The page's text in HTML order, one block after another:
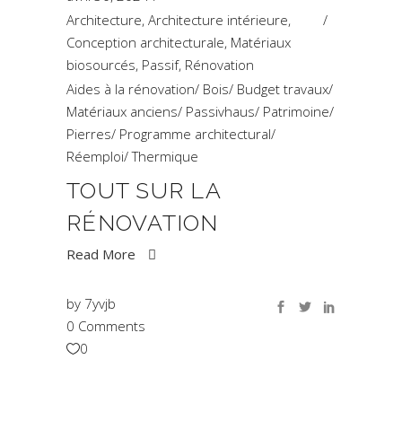
Architecture, Architecture intérieure,
Conception architecturale, Matériaux
biosourcés, Passif, Rénovation
Aides à la rénovation/ Bois/ Budget travaux/
Matériaux anciens/ Passivhaus/ Patrimoine/
Pierres/ Programme architectural/
Réemploi/Thermique
TOUT SUR LA
RÉNOVATION
Read More
by 7yvjb
0 Comments
0